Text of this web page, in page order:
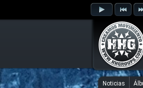
Noticias